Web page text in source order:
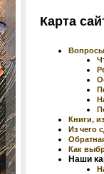
Карта
Книги,
Из чего
Как
Наши